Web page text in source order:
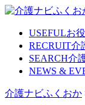
Skip
contentUSEFULお
RECRUIT介
SEARCH介
NEWS &
介護ナビふくおか